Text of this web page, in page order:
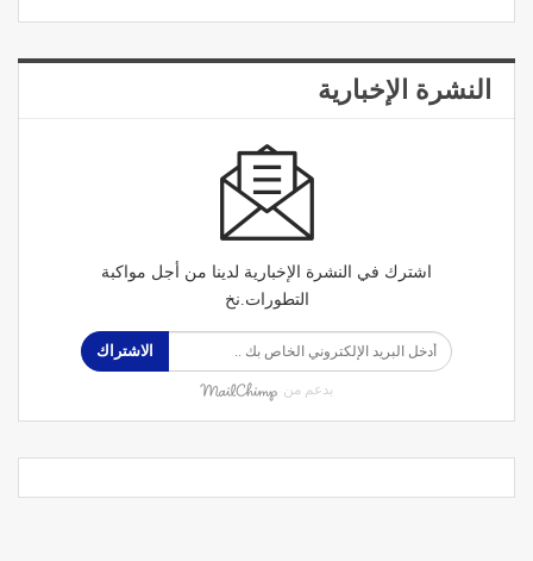
النشرة الإخبارية
اشترك في النشرة الإخبارية لدينا من أجل مواكبة
التطورات.نخ
الاشتراك
بدعم من